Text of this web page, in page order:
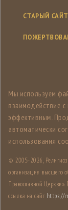
СТАРЫЙ
Мы используем
взаимодействие
эффективным.
автоматически
использования
© 2005-2026,
организация высшего
Православной
ссылка на сайт https://